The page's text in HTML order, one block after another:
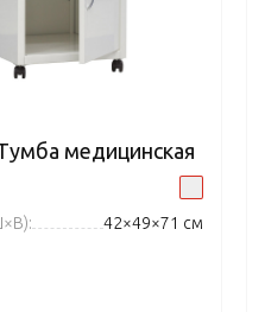
медицинская
42×49×71 см